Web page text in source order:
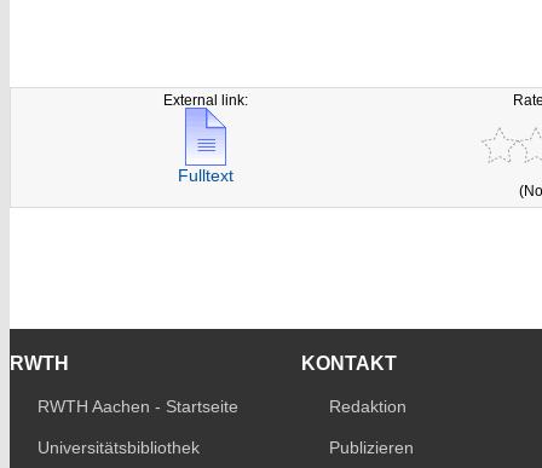
External link:
Fulltext
RWTH
RWTH Aachen - Startseite
Universitätsbibliothek
KONTAKT
Redaktion
Publizieren